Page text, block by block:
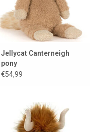
Jellycat Canterneigh
pony
€54,99